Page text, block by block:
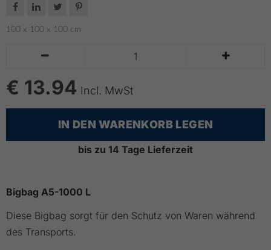
   
100 x 100 x 100 cm
 
€ 13.94 Incl. MwSt
IN DEN WARENKORB LEGEN
bis zu 14 Tage Lieferzeit
Bigbag A5-1000 L
Diese Bigbag sorgt für den Schutz von Waren während
des Transports.